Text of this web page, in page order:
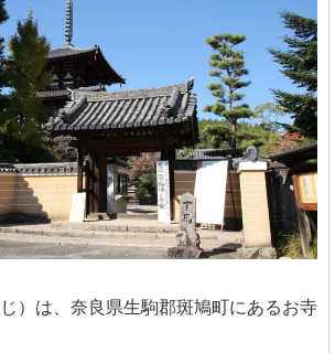
じ）は、奈良県生駒郡斑鳩町にあるお寺